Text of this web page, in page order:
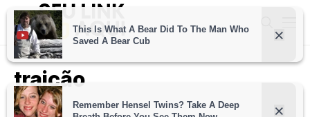
traição